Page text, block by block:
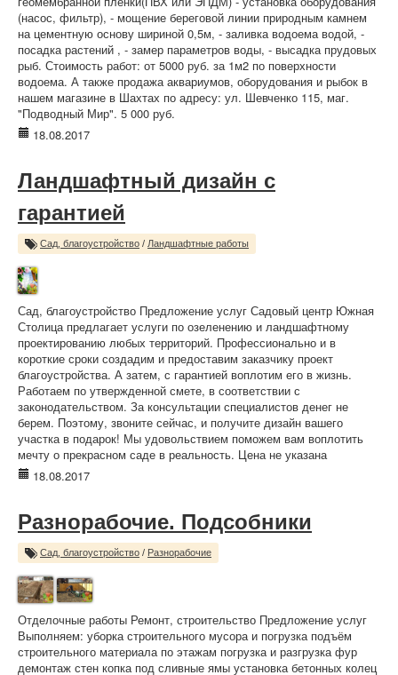
(насос, фильтр), - мощение береговой линии природным камнем
на цементную основу шириной 0,5м, - заливка водоема водой, -
посадка растений , - замер параметров воды, - высадка прудовых
рыб. Стоимость работ: от 5000 руб. за 1м2 по поверхности
водоема. А также продажа аквариумов, оборудования и рыбок в
нашем магазине в Шахтах по адресу: ул. Шевченко 115, маг.
"Подводный Мир". 5 000 руб.
18.08.2017
Ландшафтный дизайн с
гарантией
Сад, благоустройство / Ландшафтные работы
Сад, благоустройство Предложение услуг Садовый центр Южная
Столица предлагает услуги по озеленению и ландшафтному
проектированию любых территорий. Профессионально и в
короткие сроки создадим и предоставим заказчику проект
благоустройства. А затем, с гарантией воплотим его в жизнь.
Работаем по утвержденной смете, в соответствии с
законодательством. За консультации специалистов денег не
берем. Поэтому, звоните сейчас, и получите дизайн вашего
участка в подарок! Мы удовольствием поможем вам воплотить
мечту о прекрасном саде в реальность. Цена не указана
18.08.2017
Разнорабочие. Подсобники
Сад, благоустройство / Разнорабочие
Отделочные работы Ремонт, строительство Предложение услуг
Выполняем: уборка строительного мусора и погрузка подъём
строительного материала по этажам погрузка и разгрузка фур
демонтаж стен копка под сливные ямы установка бетонных колец